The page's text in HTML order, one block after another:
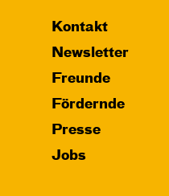
Kontakt
Newsletter
Freunde
Fördernde
Presse
Jobs